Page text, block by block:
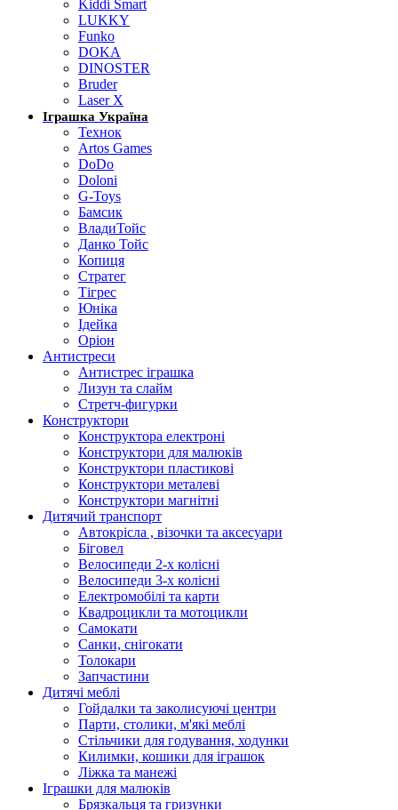
Kiddi Smart
LUKKY
Funko
DOKA
DINOSTER
Bruder
Laser X
Іграшка Україна
Технок
Artos Games
DoDo
Doloni
G-Toys
Бамсик
ВладиТойс
Данко Тойс
Копиця
Стратег
Тігрес
Юніка
Ідейка
Оріон
Антистреси
Антистрес іграшка
Лизун та слайм
Стретч-фигурки
Конструктори
Конструктора електроні
Конструктори для малюків
Конструктори пластикові
Конструктори металеві
Конструктори магнітні
Дитячий транспорт
Автокрісла , візочки та аксесуари
Біговел
Велосипеди 2-х колісні
Велосипеди 3-х колісні
Електромобілі та карти
Квадроцикли та мотоцикли
Самокати
Санки, снігокати
Толокари
Запчастини
Дитячі меблі
Гойдалки та заколисуючі центри
Парти, столики, м'які меблі
Стільчики для годування, ходунки
Килимки, кошики для іграшок
Ліжка та манежі
Іграшки для малюків
Брязкальця та гризунки